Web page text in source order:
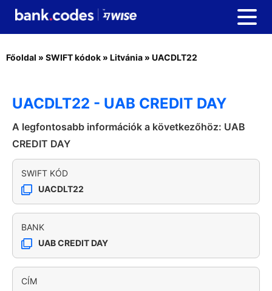
Főoldal » SWIFT kódok » Litvánia » UACDLT22
UACDLT22 - UAB CREDIT DAY
A legfontosabb információk a következőhöz: UAB
CREDIT DAY
SWIFT KÓD
UACDLT22
BANK
UAB CREDIT DAY
CÍM